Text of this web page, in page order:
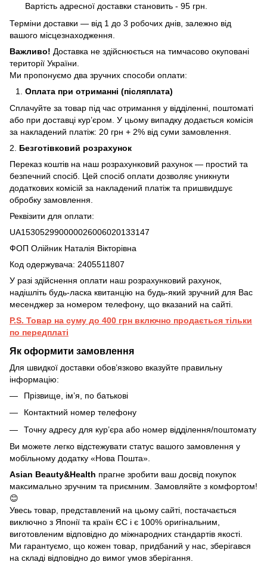
Вартість адресної доставки становить - 95 грн.
Терміни доставки — від 1 до 3 робочих днів, залежно від
вашого місцезнаходження.
Важливо! Доставка не здійснюється на тимчасово окуповані
території України.
Ми пропонуємо два зручних способи оплати:
Оплата при отриманні (післяплата)
Сплачуйте за товар під час отримання у відділенні, поштоматі
або при доставці кур’єром. У цьому випадку додається комісія
за накладений платіж: 20 грн + 2% від суми замовлення.
2. Безготівковий розрахунок
Переказ коштів на наш розрахунковий рахунок — простий та
безпечний спосіб. Цей спосіб оплати дозволяє уникнути
додаткових комісій за накладений платіж та пришвидшує
обробку замовлення.
Реквізити для оплати:
UA153052990000026006020133147
ФОП Олійник Наталія Вікторівна
Код одержувача: 2405511807
У разі здійснення оплати наш розрахунковий рахунок,
надішліть будь-ласка квитанцію на будь-який зручний для Вас
месенджер за номером телефону, що вказаний на сайті.
P.S. Товар на суму до 400 грн включно продається тільки
по передплаті
Як оформити замовлення
Для швидкої доставки обов’язково вказуйте правильну
інформацію:
Прізвище, ім’я, по батькові
Контактний номер телефону
Точну адресу для кур’єра або номер відділення/поштомату
Ви можете легко відстежувати статус вашого замовлення у
мобільному додатку «Нова Пошта».
Asian Beauty&Health прагне зробити ваш досвід покупок
максимально зручним та приємним. Замовляйте з комфортом!
😊
Увесь товар, представлений на цьому сайті, постачається
виключно з Японії та країн ЄС і є 100% оригінальним,
виготовленим відповідно до міжнародних стандартів якості.
Ми гарантуємо, що кожен товар, придбаний у нас, зберігався
на складі відповідно до вимог умов зберігання.